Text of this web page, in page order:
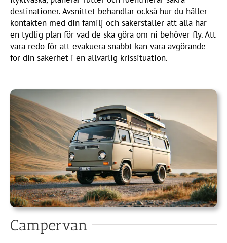
destinationer. Avsnittet behandlar också hur du håller
kontakten med din familj och säkerställer att alla har
en tydlig plan för vad de ska göra om ni behöver fly. Att
vara redo för att evakuera snabbt kan vara avgörande
för din säkerhet i en allvarlig krissituation.
Campervan